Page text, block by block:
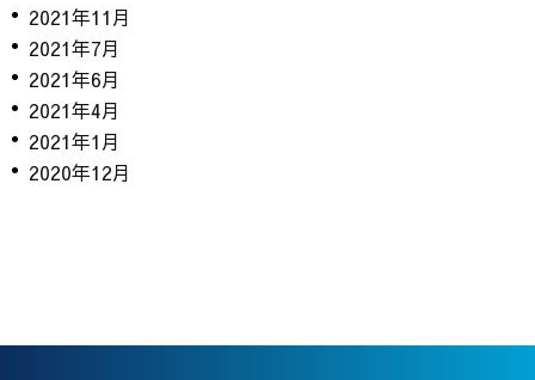
2021年11月
2021年7月
2021年6月
2021年4月
2021年1月
2020年12月